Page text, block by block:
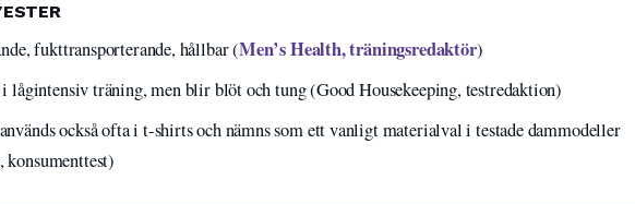
fukttransporterande, hållbar (Men’s Health, träningsredaktör)
lågintensiv träning, men blir blöt och tung (Good Housekeeping, testredaktion)
också ofta i t-shirts och nämns som ett vanligt materialval i testade dammodeller
konsumenttest)